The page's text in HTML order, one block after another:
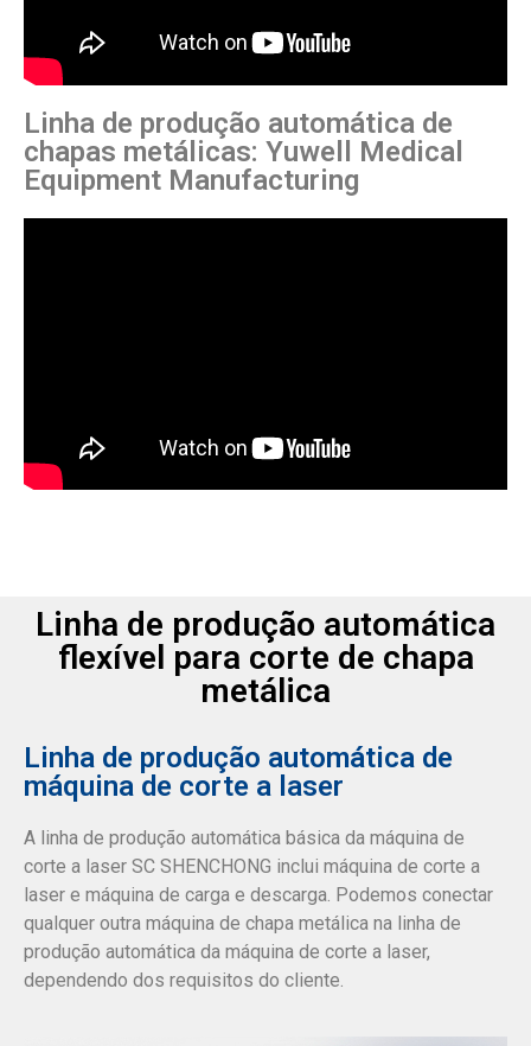
Linha de produção automática de
chapas metálicas: Yuwell Medical
Equipment Manufacturing
Linha de produção automática
flexível para corte de chapa
metálica
Linha de produção automática de
máquina de corte a laser
A linha de produção automática básica da máquina de
corte a laser SC SHENCHONG inclui máquina de corte a
laser e máquina de carga e descarga. Podemos conectar
qualquer outra máquina de chapa metálica na linha de
produção automática da máquina de corte a laser,
dependendo dos requisitos do cliente.